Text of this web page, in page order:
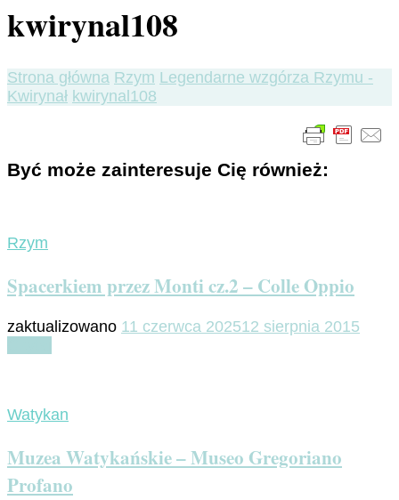
kwirynal108
Strona główna Rzym Legendarne wzgórza Rzymu -
Kwirynał kwirynal108
Być może zainteresuje Cię również:
Rzym
Spacerkiem przez Monti cz.2 – Colle Oppio
zaktualizowano 11 czerwca 202512 sierpnia 2015
Watykan
Muzea Watykańskie – Museo Gregoriano
Profano